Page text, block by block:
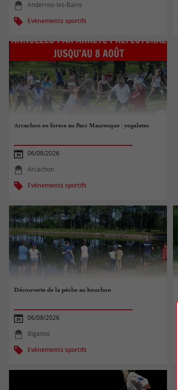
Andernos-les-Bains
Evènements sportifs
Arcachon en forme au Parc Mauresque : yogalates
06/08/2026
Arcachon
Evènements sportifs
Découverte de la pêche au bouchon
06/08/2026
Biganos
Evènements sportifs